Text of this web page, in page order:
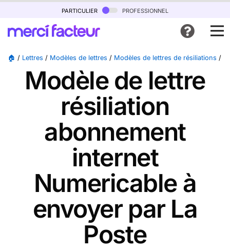
particulier professionnel
🏠 / Lettres / Modèles de lettres / Modèles de lettres de résiliations /
Modèle de lettre
résiliation
abonnement
internet
Numericable à
envoyer par La
Poste